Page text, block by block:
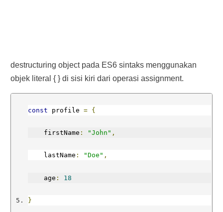
destructuring object pada ES6 sintaks menggunakan
objek literal { } di sisi kiri dari operasi assignment.
const profile = {
firstName : "John" ,
lastName : "Doe" ,
age : 18
}